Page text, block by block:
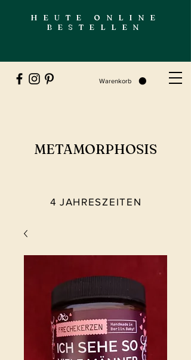
HEUTE ONLINE
BESTELLEN
Warenkorb
METAMORPHOSIS
4 JAHRESZEITEN